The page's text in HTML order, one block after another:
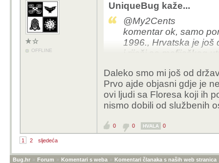
OFFLINE
UniqueBug kaže...
@My2Cents
komentar ok, samo
1996., Hrvatska je još
i riješi se mafijaškog
likvidirale i
samo da se izvuče
od toga, ima nade da
Daleko smo mi još od
Prvo ajde objasni gdje je
ovi ljudi sa Floresa koji ih
nismo dobili od službenih
0 0 HVALA 0
1 2 sljedeća
Bug.hr » Forum » Komentari s weba » Komentari članaka s naših web stranica